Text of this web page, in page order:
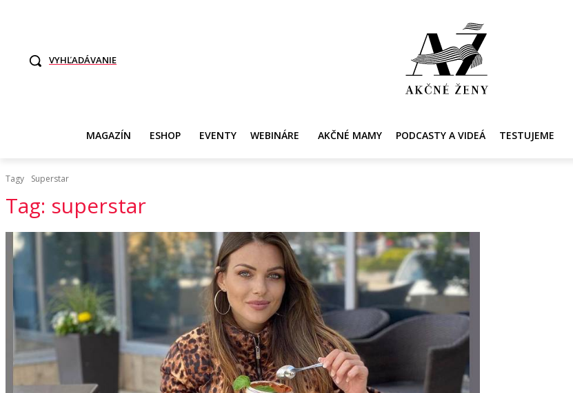
VYHĽADÁVANIE
MAGAZÍN ESHOP EVENTY WEBINÁRE AKČNÉ MAMY PODCASTY A VIDEÁ TESTUJEME
Tagy Superstar
Tag: superstar